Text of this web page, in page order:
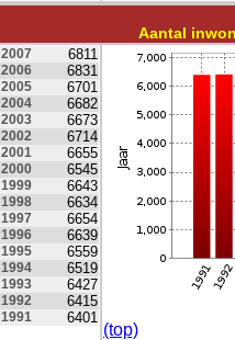
Aantal
2007 6811
2006 6831
2005 6701
2004 6682
2003 6673
2002 6714
2001 6655
2000 6545
1999 6643
1998 6634
1997 6654
1996 6639
1995 6559
1994 6519
1993 6427
1992 6415
1991 6401
(top)